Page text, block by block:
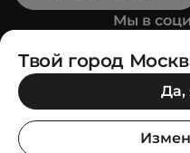
Мы в
+7
C
Твой город
Да,